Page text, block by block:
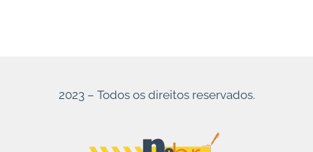
2023 – Todos os direitos reservados.